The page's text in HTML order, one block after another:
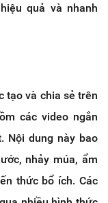
quả và nhanh
tạo và chia sẻ trên
các video ngắn
Nội dung này bao
nhảy múa, ẩm
thức bổ ích. Các